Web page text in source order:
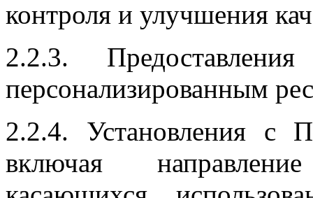
контроля и улучшения
2.2.3.
персонализированным
2.2.4. Установления с
включая